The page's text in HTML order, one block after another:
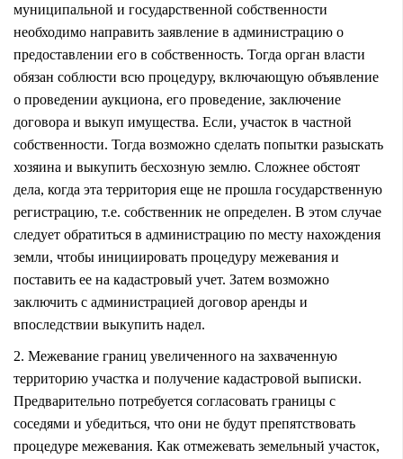
муниципальной и государственной собственности
необходимо направить заявление в администрацию о
предоставлении его в собственность. Тогда орган власти
обязан соблюсти всю процедуру, включающую объявление
о проведении аукциона, его проведение, заключение
договора и выкуп имущества. Если, участок в частной
собственности. Тогда возможно сделать попытки разыскать
хозяина и выкупить бесхозную землю. Сложнее обстоят
дела, когда эта территория еще не прошла государственную
регистрацию, т.е. собственник не определен. В этом случае
следует обратиться в администрацию по месту нахождения
земли, чтобы инициировать процедуру межевания и
поставить ее на кадастровый учет. Затем возможно
заключить с администрацией договор аренды и
впоследствии выкупить надел.
2. Межевание границ увеличенного на захваченную
территорию участка и получение кадастровой выписки.
Предварительно потребуется согласовать границы с
соседями и убедиться, что они не будут препятствовать
процедуре межевания. Как отмежевать земельный участок,